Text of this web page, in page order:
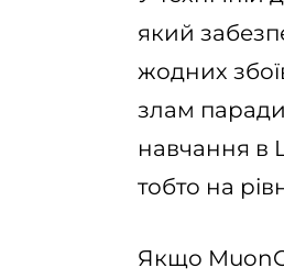
який
жодних
злам
навчання в
тобто на
Якщо